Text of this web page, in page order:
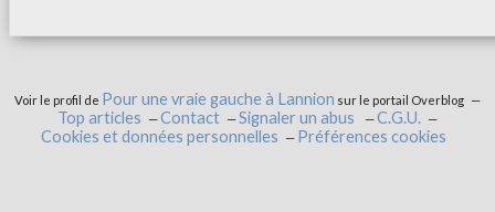
Voir le profil de Pour une vraie gauche à Lannion sur le portail Overblog
Top articles Contact Signaler un abus
C.G.U.
Cookies et données personnelles
Préférences cookies